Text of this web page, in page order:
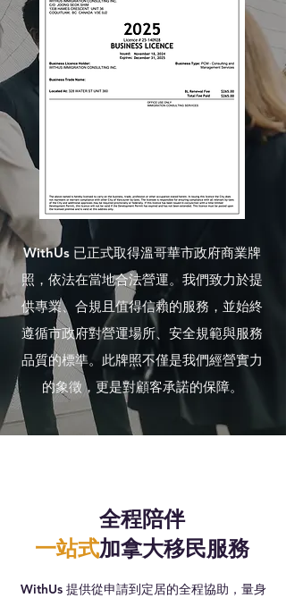
WithUs 已正式取得溫哥華市政府商業牌
照，依法在當地合法營運。我們致力於提
供專業、合規且值得信賴的服務，並始終
遵循市政府對營運場所、安全規範與服務
品質的標準。此牌照不僅是我們經營實力
的象徵，更是對顧客承諾的保障。
全程陪伴
一站式加拿大移民服務
WithUs 提供從申請到定居的全程協助，量身